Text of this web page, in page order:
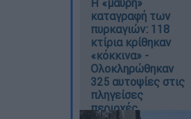
καταγραφή των
πυρκαγιών: 118
κτίρια κρίθηκαν
«κόκκινα» -
Ολοκληρώθηκαν
325 αυτοψίες στις
πληγείσες
περιοχές